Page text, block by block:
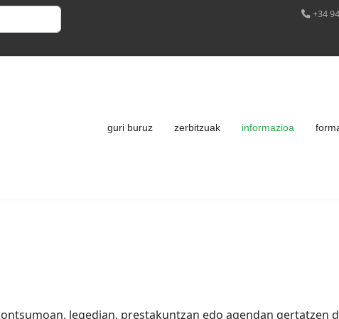
+34
guri buruz zerbitzuak informazioa
legedian, prestakuntzan edo agendan